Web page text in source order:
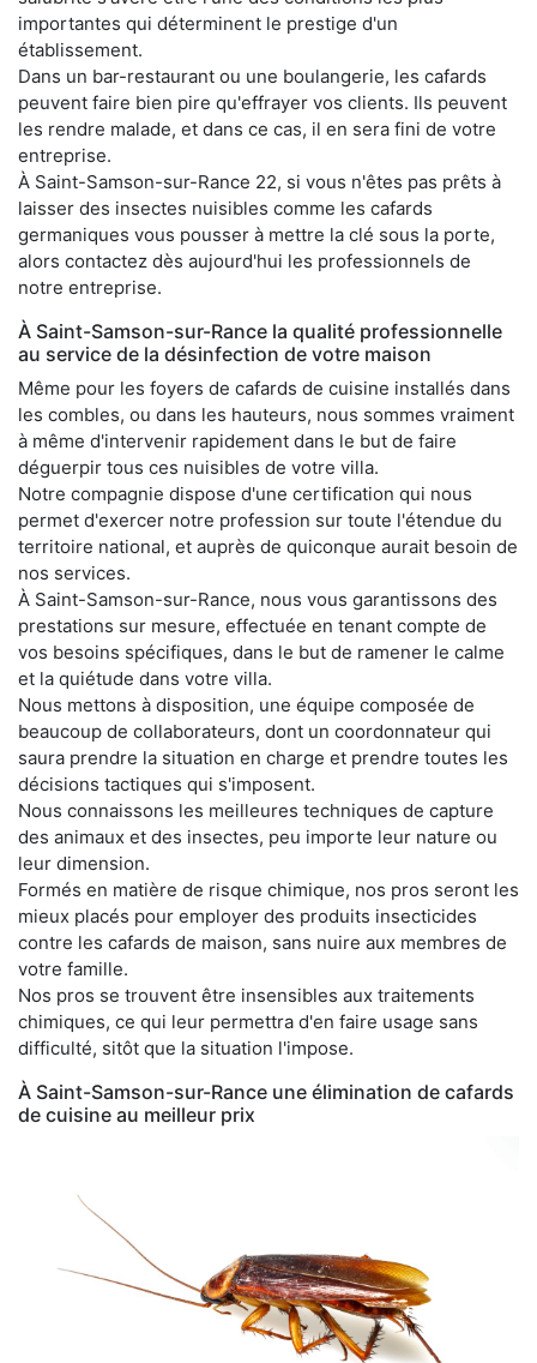
importantes qui déterminent le prestige d'un
établissement.
Dans un bar-restaurant ou une boulangerie, les cafards
peuvent faire bien pire qu'effrayer vos clients. Ils peuvent
les rendre malade, et dans ce cas, il en sera fini de votre
entreprise.
À Saint-Samson-sur-Rance 22, si vous n'êtes pas prêts à
laisser des insectes nuisibles comme les cafards
germaniques vous pousser à mettre la clé sous la porte,
alors contactez dès aujourd'hui les professionnels de
notre entreprise.
À Saint-Samson-sur-Rance la qualité professionnelle
au service de la désinfection de votre maison
Même pour les foyers de cafards de cuisine installés dans
les combles, ou dans les hauteurs, nous sommes vraiment
à même d'intervenir rapidement dans le but de faire
déguerpir tous ces nuisibles de votre villa.
Notre compagnie dispose d'une certification qui nous
permet d'exercer notre profession sur toute l'étendue du
territoire national, et auprès de quiconque aurait besoin de
nos services.
À Saint-Samson-sur-Rance, nous vous garantissons des
prestations sur mesure, effectuée en tenant compte de
vos besoins spécifiques, dans le but de ramener le calme
et la quiétude dans votre villa.
Nous mettons à disposition, une équipe composée de
beaucoup de collaborateurs, dont un coordonnateur qui
saura prendre la situation en charge et prendre toutes les
décisions tactiques qui s'imposent.
Nous connaissons les meilleures techniques de capture
des animaux et des insectes, peu importe leur nature ou
leur dimension.
Formés en matière de risque chimique, nos pros seront les
mieux placés pour employer des produits insecticides
contre les cafards de maison, sans nuire aux membres de
votre famille.
Nos pros se trouvent être insensibles aux traitements
chimiques, ce qui leur permettra d'en faire usage sans
difficulté, sitôt que la situation l'impose.
À Saint-Samson-sur-Rance une élimination de cafards
de cuisine au meilleur prix